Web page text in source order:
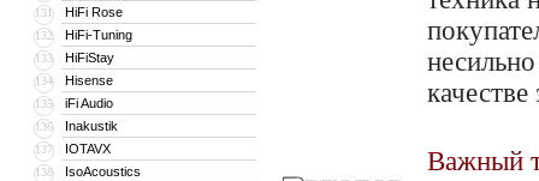
131 HiFi Rose
132 HiFi-Tuning
133 HiFiStay
134 Hisense
135 iFi Audio
136 Inakustik
137 IOTAVX
138 IsoAcoustics
Важный